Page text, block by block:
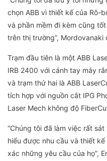
chọn ABB vì thiết kế của Rô-
và phần mềm đi kèm cũng
trên thị trường”, Mordovanaki
Trạm đầu tiên là một ABB
IRB 2400 với cánh tay máy
và trạm thứ hai là ABB
tích hợp với nguồn cắt IPG
Laser Mech không độ
“Chúng tôi đã làm việc rất
hiểu được nhu cầu và thiết
xác những yêu cầu của họ”,